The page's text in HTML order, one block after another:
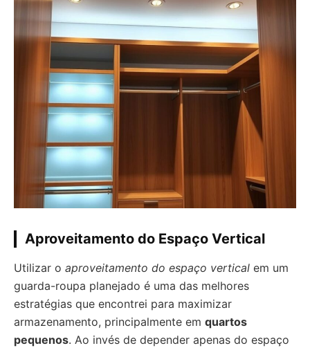
Aproveitamento do Espaço Vertical
Utilizar o aproveitamento do espaço vertical em um
guarda-roupa planejado é uma das melhores
estratégias que encontrei para maximizar
armazenamento, principalmente em quartos
pequenos. Ao invés de depender apenas do espaço